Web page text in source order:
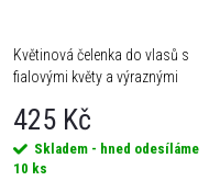
p
r
s
p
r
Květinová čelenka do vlasů s
fialovými květy a výraznými
425 Kč
Skladem - hned odesíláme
10 ks